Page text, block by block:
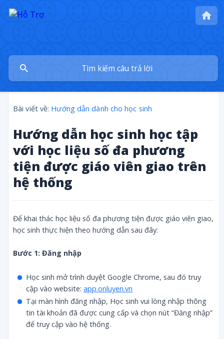
Bài viết về: Hướng dẫn dành cho học sinh
Hướng dẫn học sinh học tập
với học liệu số đa phương
tiện được giáo viên giao trên
hệ thống
Để khai thác học liệu số đa phương tiện được giáo viên giao,
học sinh thực hiện theo hướng dẫn sau đây:
Bước 1: Đăng nhập
Học sinh mở trình duyệt Google Chrome, sau đó truy
cập vào website: app.onluyen.vn
Tại màn hình đăng nhập, Học sinh vui lòng nhập thông
tin tài khoản đã được cung cấp và chọn nút “Đăng nhập”
để truy cập vào hệ thống.